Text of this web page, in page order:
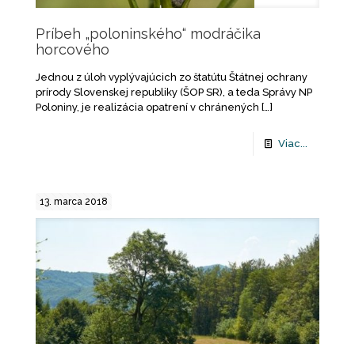
Príbeh „poloninského“ modráčika
horcového
Jednou z úloh vyplývajúcich zo štatútu Štátnej ochrany
prírody Slovenskej republiky (ŠOP SR), a teda Správy NP
Poloniny, je realizácia opatrení v chránených […]
Viac...
13. marca 2018